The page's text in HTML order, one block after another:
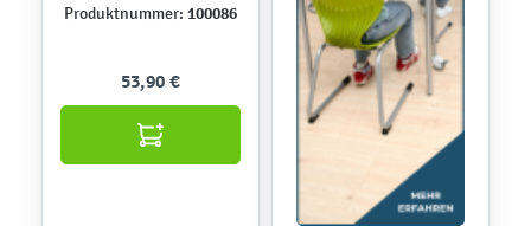
Produktnummer: 100086
53,90 €